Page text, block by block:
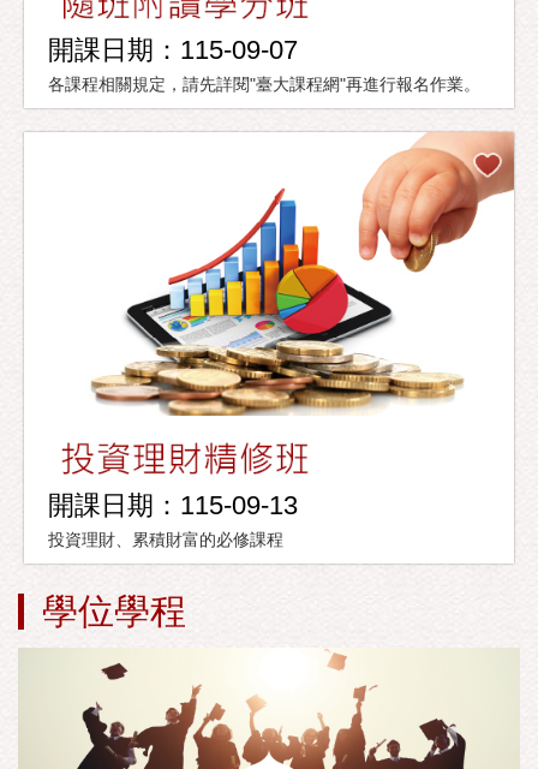
開課日期：115-09-07
各課程相關規定，請先詳閱"臺大課程網"再進行報名作業。
開課日期：115-09-13
投資理財、累積財富的必修課程
學位學程